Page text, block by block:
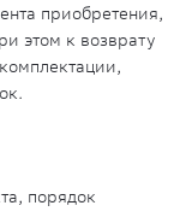
приобретения,
этом к возврату
, порядок